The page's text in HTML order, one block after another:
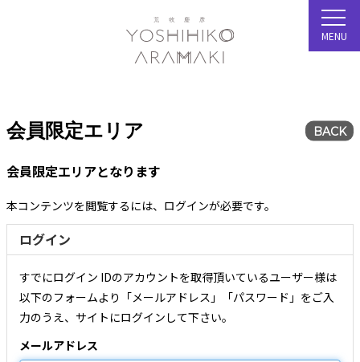
MENU
会員限定エリア BACK
会員限定エリアとなります
本コンテンツを閲覧するには、ログインが必要です。
ログイン
すでにログイン IDのアカウントを取得頂いているユーザー様は
以下のフォームより「メールアドレス」「パスワード」をご入
力のうえ、サイトにログインして下さい。
メールアドレス